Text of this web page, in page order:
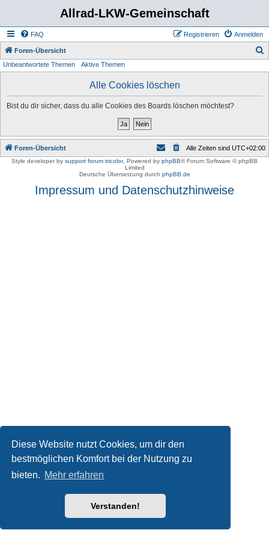
Diese Website nutzt Cookies, um dir den
bestmöglichen Komfort bei der Nutzung zu
bieten. Mehr erfahren
Verstanden!
Allrad-LKW-Gemeinschaft
FAQ Anmelden
Registrieren
Foren-Übersicht
Unbeantwortete Themen Aktive Themen
Alle Cookies löschen
Bist du dir sicher, dass du alle Cookies des Boards löschen möchtest?
Foren-Übersicht Alle Zeiten sind UTC+02:00
Style developer by support forum tricolor, Powered by phpBB® Forum Software © phpBB
Limited
Deutsche Übersetzung durch phpBB.de
Impressum und Datenschutzhinweise